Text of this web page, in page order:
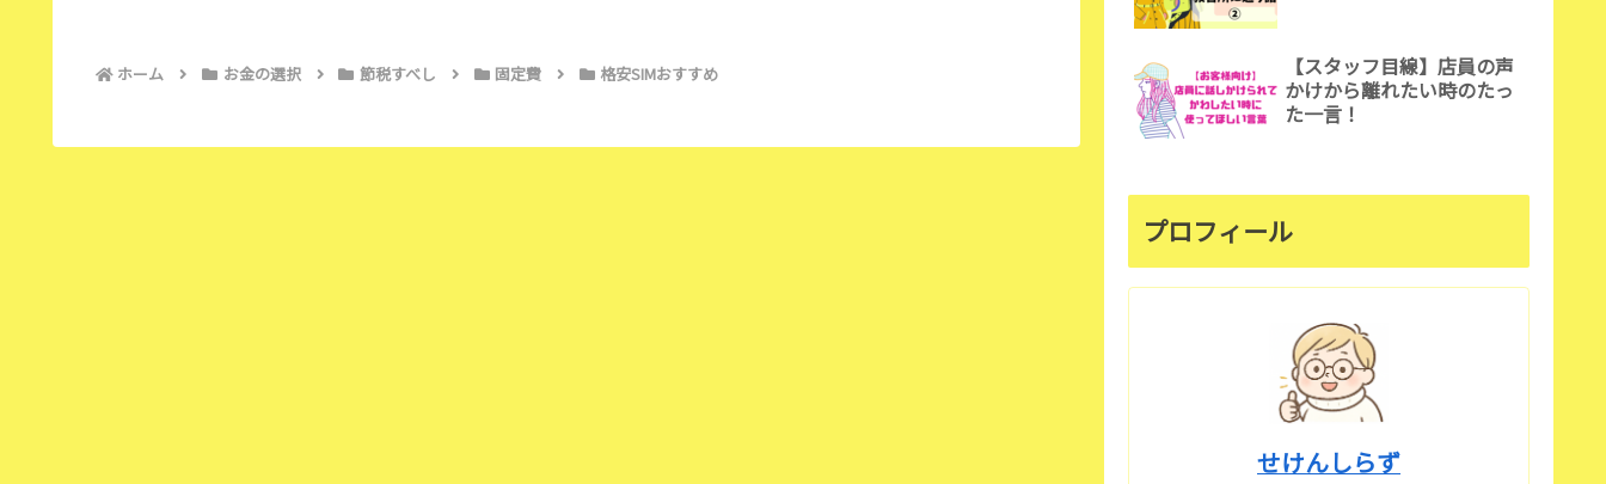
ホーム お金の選択 節税すべし 固定費 格安SIMおすすめ
【スタッフ目線】店員の声
かけから離れたい時のたっ
た一言！
プロフィール
せけんしらず